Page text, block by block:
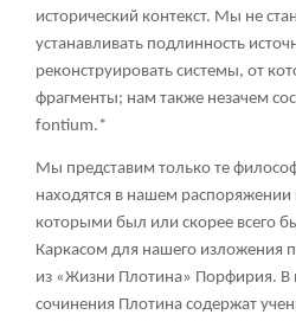
исторический контекст. Мы не
устанавливать подлинность
реконструировать системы, от
фрагменты; нам также незачем
fontium.*
Мы представим только те
находятся в нашем
которыми был или скорее всего
Каркасом для нашего изложения
из «Жизни Плотина» Порфирия. В
сочинения Плотина содержат